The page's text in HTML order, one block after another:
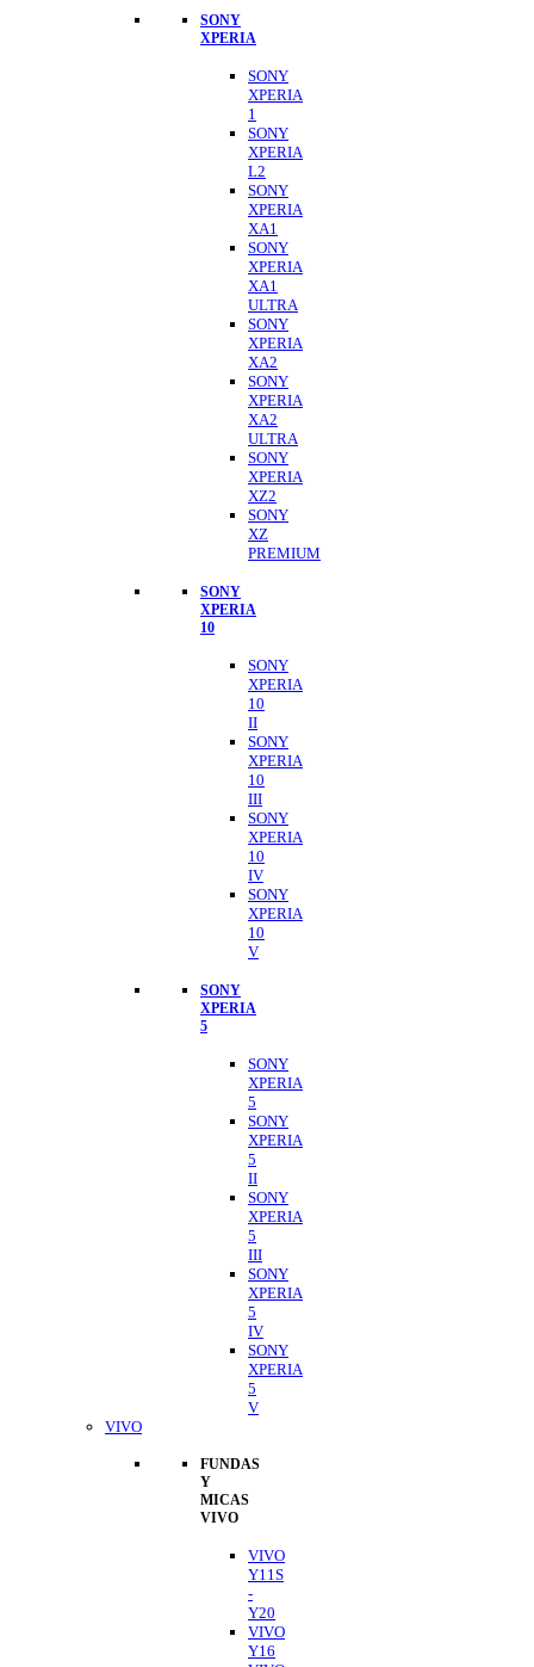
SONY
XPERIA
SONY
XPERIA
1
SONY
XPERIA
L2
SONY
XPERIA
XA1
SONY
XPERIA
XA1
ULTRA
SONY
XPERIA
XA2
SONY
XPERIA
XA2
ULTRA
SONY
XPERIA
XZ2
SONY
XZ
PREMIUM
SONY
XPERIA
10
SONY
XPERIA
10
II
SONY
XPERIA
10
III
SONY
XPERIA
10
IV
SONY
XPERIA
10
V
SONY
XPERIA
5
SONY
XPERIA
5
SONY
XPERIA
5
II
SONY
XPERIA
5
III
SONY
XPERIA
5
IV
SONY
XPERIA
5
V
VIVO
FUNDAS
Y
MICAS
VIVO
VIVO
Y11S
-
Y20
VIVO
Y16